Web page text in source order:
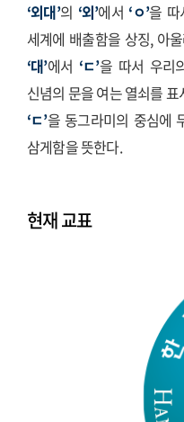
‘외대’의 ‘외’에서 ‘ㅇ’을 따
세계에 배출함을 상징, 아
‘대’에서 ‘ㄷ’을 따서 우리
신념의 문을 여는 열쇠를 표
‘ㄷ’을 동그라미의 중심에
삼게함을 뜻한다.
현재 교표